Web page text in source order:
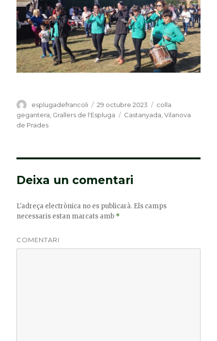
Autor
esplugadefrancoli
Publicat
el
29 octubre 2023 Categories
colla
gegantera Grallers de l'Espluga Etiquetes
Castanyada ,Vilanova
de Prades
Deixa un comentari
L'adreça electrònica no es publicarà. Els camps
necessaris estan marcats amb *
COMENTARI